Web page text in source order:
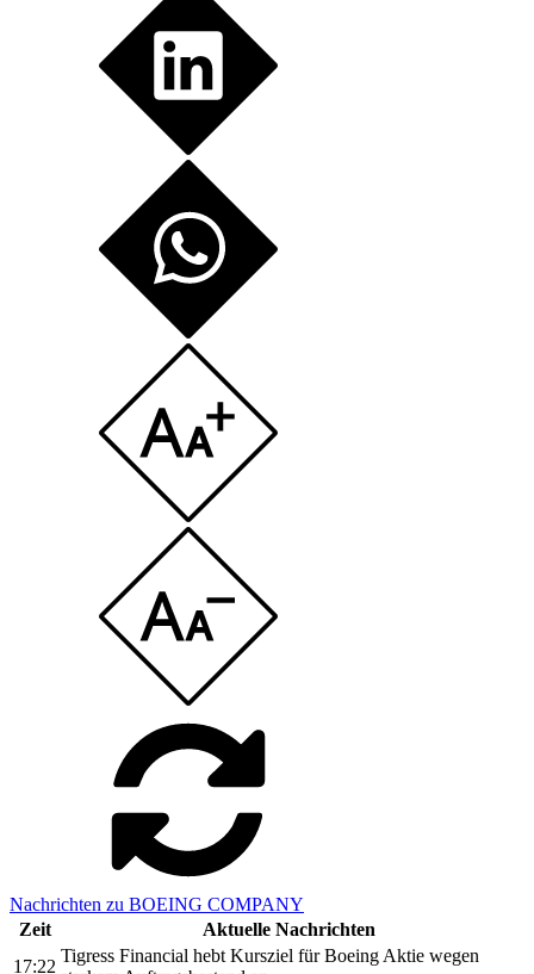
Nachrichten zu BOEING COMPANY
Zeit
Aktuelle Nachrichten
17:22
Tigress Financial hebt Kursziel für Boeing Aktie wegen